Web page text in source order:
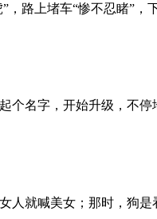
路上堵车“惨不忍睹”，
个名字，开始升级，
人就喊美女；那时，狗